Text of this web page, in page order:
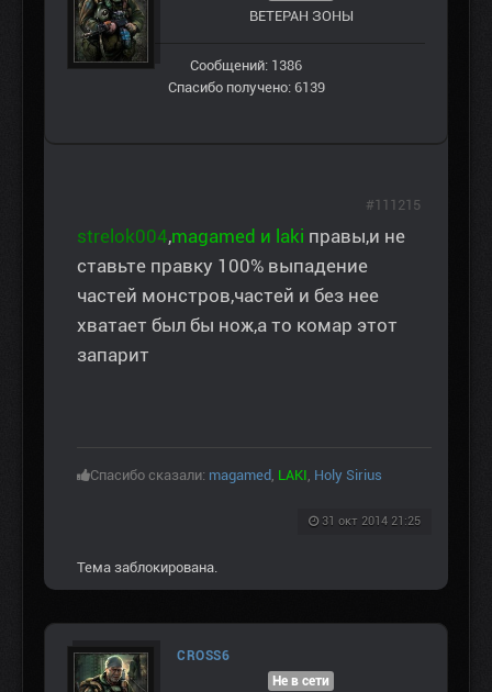
ВЕТЕРАН ЗOНЫ
Сообщений: 1386
Спасибо получено: 6139
strelok004,magamed и laki правы,и не
ставьте правку 100% выпадение
частей монстров,частей и без нее
хватает был бы нож,а то комар этот
запарит
Спасибо сказали: magamed LAKI Holy Sirius
31 окт 2014 21:25
#111215
Тема заблокирована.
CROSS6
Не в сети